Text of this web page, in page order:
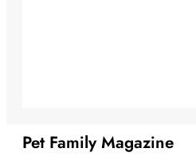
Pet Family Magazine